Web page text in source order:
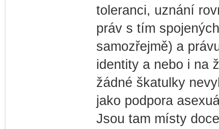
toleranci, uznání
práv s tím
samozřejmě) a
identity a nebo i na
žádné škatulky
jako podpora
Jsou tam místy